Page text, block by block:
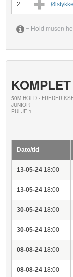
2.
= Hold musen
50M HOLD -
JUNIOR
PULJE 1
Dato/tid
13-05-24 18:00
13-05-24 18:00
30-05-24 18:00
30-05-24 18:00
08-08-24 18:00
08-08-24 18:00